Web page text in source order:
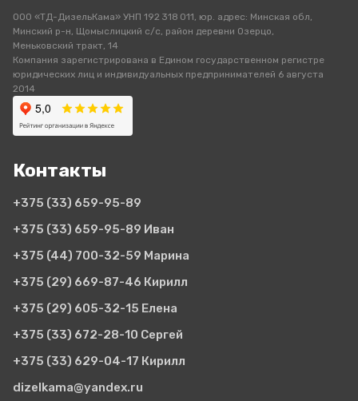
ООО «ТД-ДизельКама» УНП 192 318 011, юр. адрес: Минская обл,
Минский р-н, Щомыслицкий с/с, район деревни Озерцо,
Меньковский тракт, 14
Компания зарегистрирована в Едином государственном регистре
юридических лиц и индивидуальных предпринимателей 6 августа
2014
Контакты
+375 (33) 659-95-89
+375 (33) 659-95-89 Иван
+375 (44) 700-32-59 Марина
+375 (29) 669-87-46 Кирилл
+375 (29) 605-32-15 Елена
+375 (33) 672-28-10 Сергей
+375 (33) 629-04-17 Кирилл
dizelkama@yandex.ru